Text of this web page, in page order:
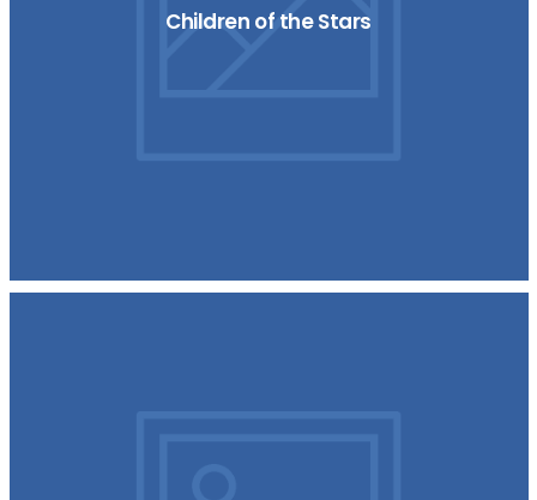
Children of the Stars